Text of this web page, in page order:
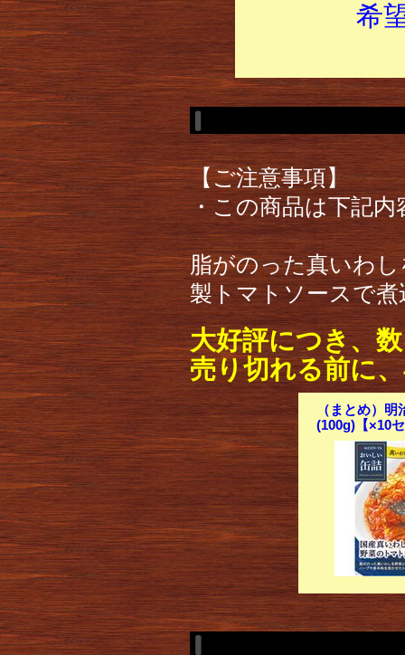
希
【ご注意事項】
・この商品は下記
脂がのった真いわ
製トマトソースで
大好評につき、
売り切れる前に
（まとめ）
(100g)【×10